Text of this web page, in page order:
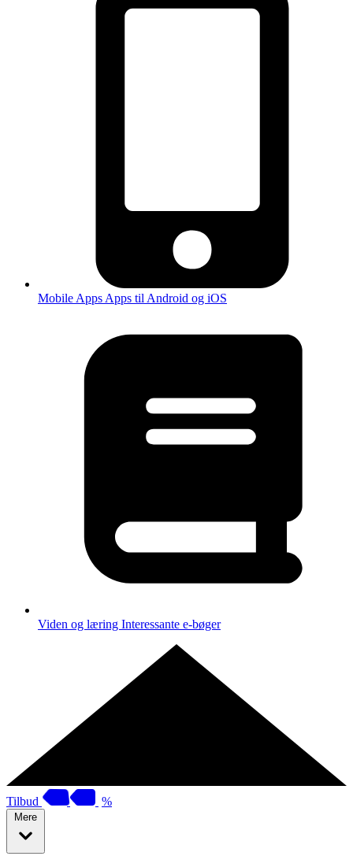
Mobile Apps Apps til Android og iOS
Viden og læring Interessante e-bøger
Tilbud %
Mere